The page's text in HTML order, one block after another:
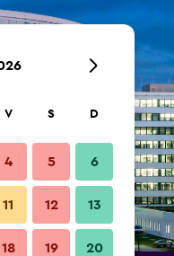
V S D
4 5 6
11 12 13
18 19 20